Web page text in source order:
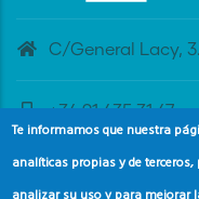
C/General Lacy,
+34 91 435 31 47
Te informamos que nuestra
analíticas propias y de